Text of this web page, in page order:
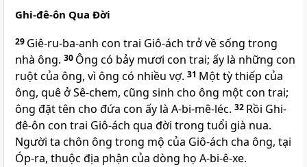
Ghi-đê-ôn Qua Ðời
29 Giê-ru-ba-anh con trai Giô-ách trở về sống trong
nhà ông. 30 Ông có bảy mươi con trai; ấy là những con
ruột của ông, vì ông có nhiều vợ. 31 Một tỳ thiếp của
ông, quê ở Sê-chem, cũng sinh cho ông một con trai;
ông đặt tên cho đứa con ấy là A-bi-mê-léc. 32 Rồi Ghi-
đê-ôn con trai Giô-ách qua đời trong tuổi già nua.
Người ta chôn ông trong mộ của Giô-ách cha ông, tại
Óp-ra, thuộc địa phận của dòng họ A-bi-ê-xe.